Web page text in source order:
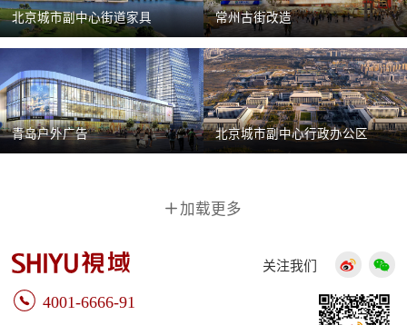
北京城市副中心街道家具 常州古街改造
青岛户外广告 北京城市副中心行政办公区
加载更多
4001-6666-91
关注我们